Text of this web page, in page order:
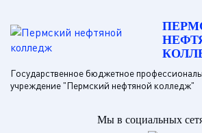
Государственное бюджетное
учреждение "Пермский нефтяной колледж"
Мы в социальных